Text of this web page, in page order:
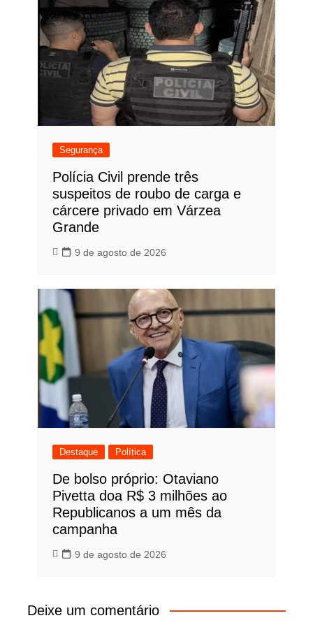
Segurança
Polícia Civil prende três
suspeitos de roubo de carga e
cárcere privado em Várzea
Grande
9 de agosto de 2026
Destaque Política
De bolso próprio: Otaviano
Pivetta doa R$ 3 milhões ao
Republicanos a um mês da
campanha
9 de agosto de 2026
Deixe um comentário